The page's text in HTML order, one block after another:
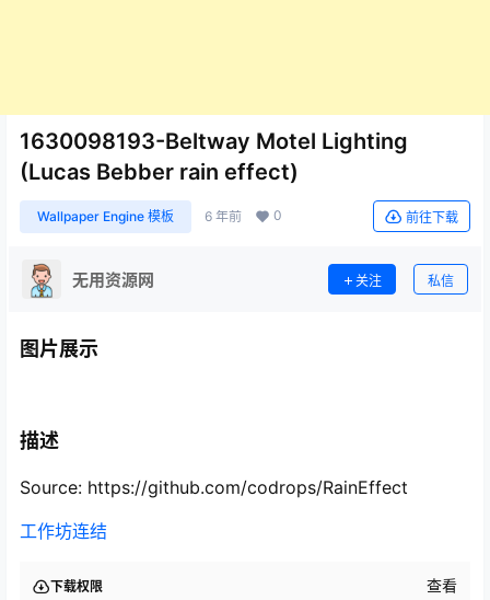
1630098193-Beltway Motel Lighting
(Lucas Bebber rain effect)
Wallpaper Engine 模板 6 年前 0 前往下载
无用资源网 关注 私信
图片展示
描述
Source: https://github.com/codrops/RainEffect
工作坊连结
下载权限 查看